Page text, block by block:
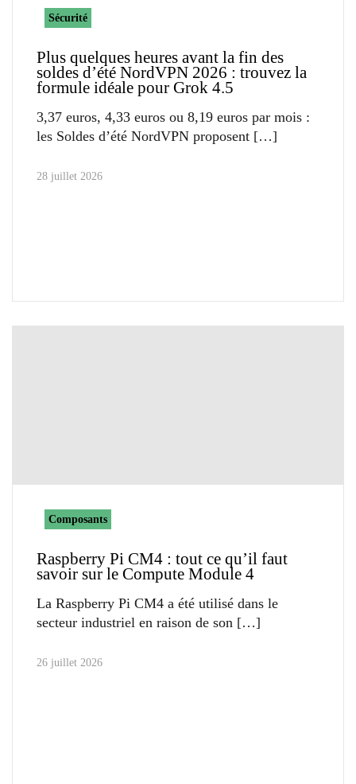
Sécurité
Plus quelques heures avant la fin des
soldes d’été NordVPN 2026 : trouvez la
formule idéale pour Grok 4.5
3,37 euros, 4,33 euros ou 8,19 euros par mois :
les Soldes d’été NordVPN proposent
28 juillet 2026
Composants
Raspberry Pi CM4 : tout ce qu’il faut
savoir sur le Compute Module 4
La Raspberry Pi CM4 a été utilisé dans le
secteur industriel en raison de son
26 juillet 2026